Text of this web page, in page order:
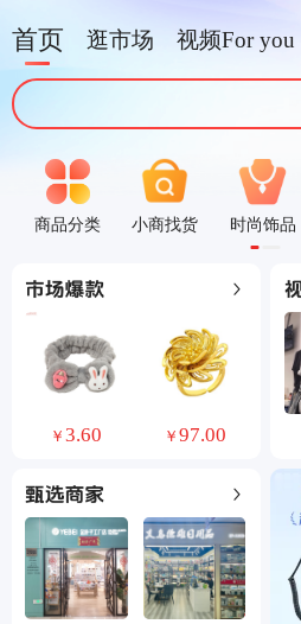
首页 逛市场 视频For you
商品分类 小商找货 时尚饰品
￥
3.60 97.00